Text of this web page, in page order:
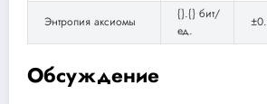
Энтропия аксиомы
{}.{} бит/
ед.
Обсуждение